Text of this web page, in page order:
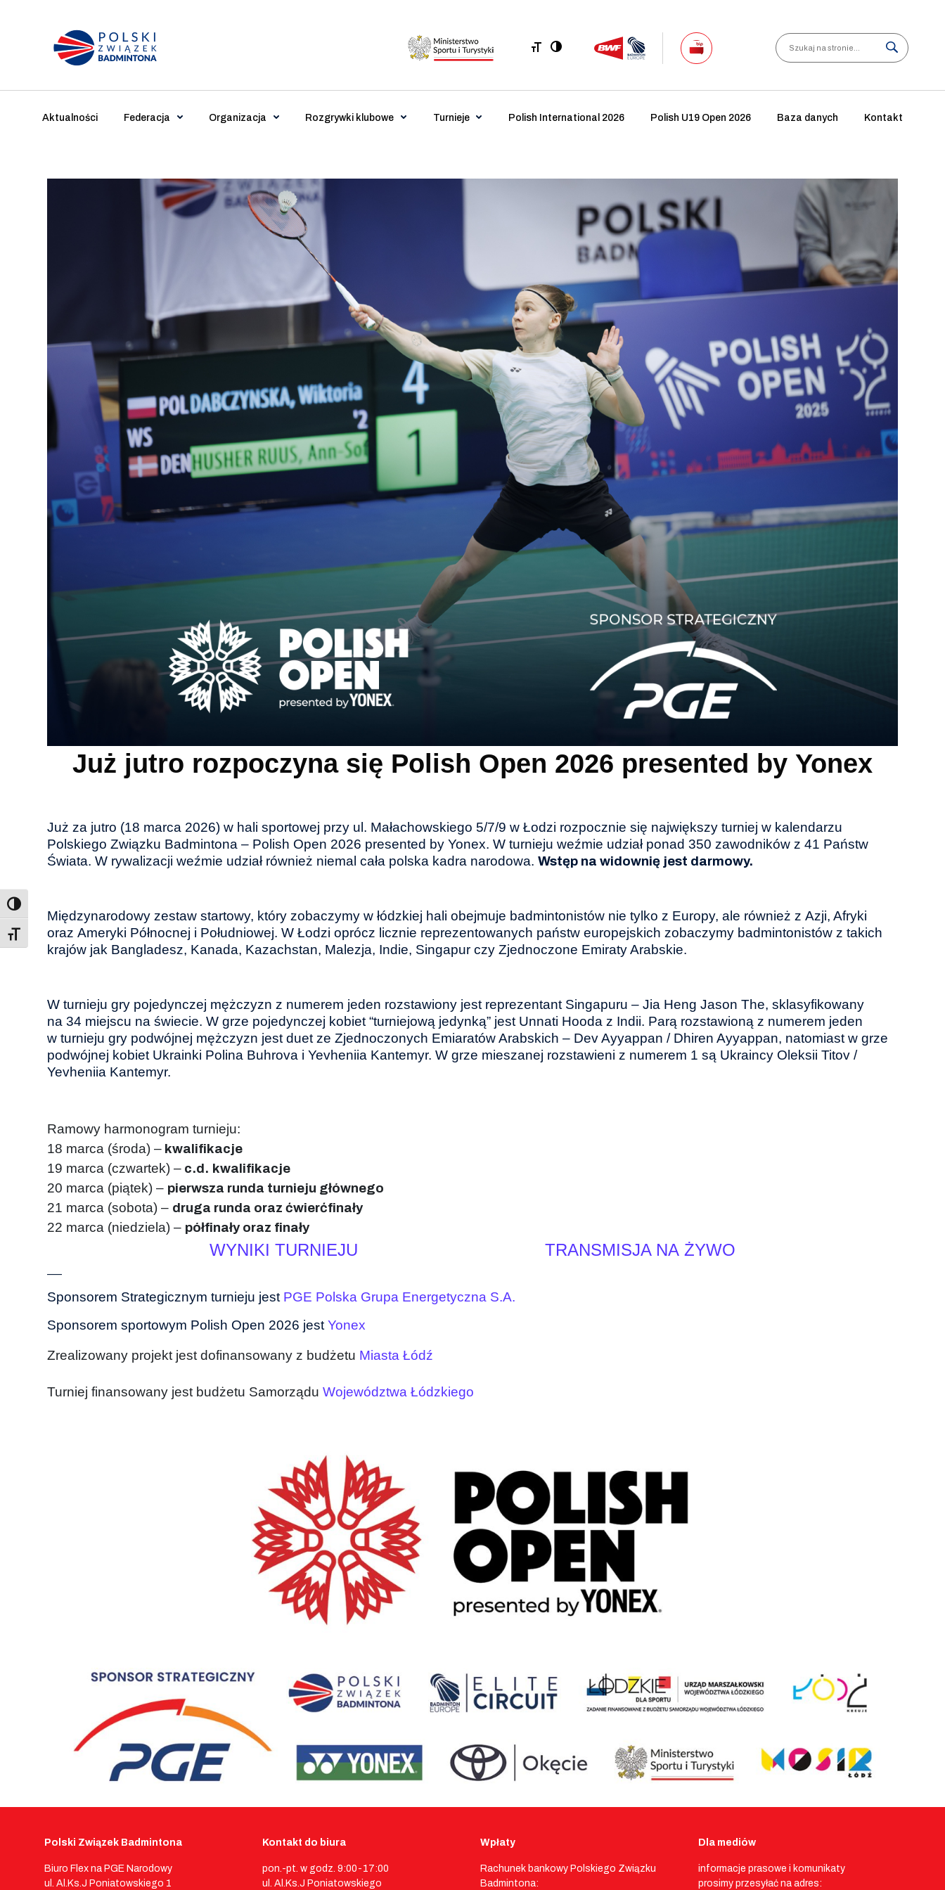
Toggle Font size
Main Navigation
Search
Aktualności Federacja Organizacja Rozgrywki klubowe Turnieje Polish International 2026 Polish U19 Open 2026 Baza danych Kontakt
Już jutro rozpoczyna się Polish Open 2026 presented by Yonex
Już za jutro (18 marca 2026) w hali sportowej przy ul. Małachowskiego 5/7/9 w Łodzi rozpocznie się największy turniej w kalendarzu
Polskiego Związku Badmintona – Polish Open 2026 presented by Yonex. W turnieju weźmie udział ponad 350 zawodników z 41 Państw
Świata. W rywalizacji weźmie udział również niemal cała polska kadra narodowa. Wstęp na widownię jest darmowy.
Międzynarodowy zestaw startowy, który zobaczymy w łódzkiej hali obejmuje badmintonistów nie tylko z Europy, ale również z Azji, Afryki
oraz Ameryki Północnej i Południowej. W Łodzi oprócz licznie reprezentowanych państw europejskich zobaczymy badmintonistów z takich
krajów jak Bangladesz, Kanada, Kazachstan, Malezja, Indie, Singapur czy Zjednoczone Emiraty Arabskie.
W turnieju gry pojedynczej mężczyzn z numerem jeden rozstawiony jest reprezentant Singapuru – Jia Heng Jason The, sklasyfikowany
na 34 miejscu na świecie. W grze pojedynczej kobiet “turniejową jedynką” jest Unnati Hooda z Indii. Parą rozstawioną z numerem jeden
w turnieju gry podwójnej mężczyzn jest duet ze Zjednoczonych Emiaratów Arabskich – Dev Ayyappan / Dhiren Ayyappan, natomiast w grze
podwójnej kobiet Ukrainki Polina Buhrova i Yevheniia Kantemyr. W grze mieszanej rozstawieni z numerem 1 są Ukraincy Oleksii Titov /
Yevheniia Kantemyr.
Ramowy harmonogram turnieju:
18 marca (środa) – kwalifikacje
19 marca (czwartek) – c.d. kwalifikacje
20 marca (piątek) – pierwsza runda turnieju głównego
21 marca (sobota) – druga runda oraz ćwierćfinały
22 marca (niedziela) – półfinały oraz finały
WYNIKI TURNIEJU TRANSMISJA NA ŻYWO
Sponsorem Strategicznym turnieju jest PGE Polska Grupa Energetyczna S.A.
Sponsorem sportowym Polish Open 2026 jestYonex
Zrealizowany projekt jest dofinansowany z budżetu Miasta Łódź
Turniej finansowany jest budżetu Samorządu Województwa Łódzkiego
Polski Związek Badmintona
Biuro Flex na PGE Narodowy
ul. Al.Ks.J Poniatowskiego 1
Kontakt do biura
pon.-pt. w godz. 9:00-17:00
ul. Al.Ks.J Poniatowskiego
Wpłaty
Rachunek bankowy Polskiego Związku
Badmintona:
Dla mediów
informacje prasowe i komunikaty
prosimy przesyłać na adres: